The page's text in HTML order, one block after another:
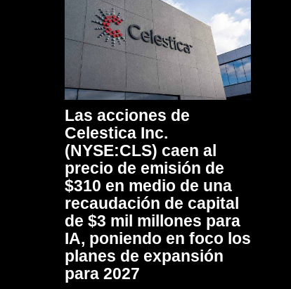
Las acciones de
Celestica Inc.
(NYSE:CLS) caen al
precio de emisión de
$310 en medio de una
recaudación de capital
de $3 mil millones para
IA, poniendo en foco los
planes de expansión
para 2027